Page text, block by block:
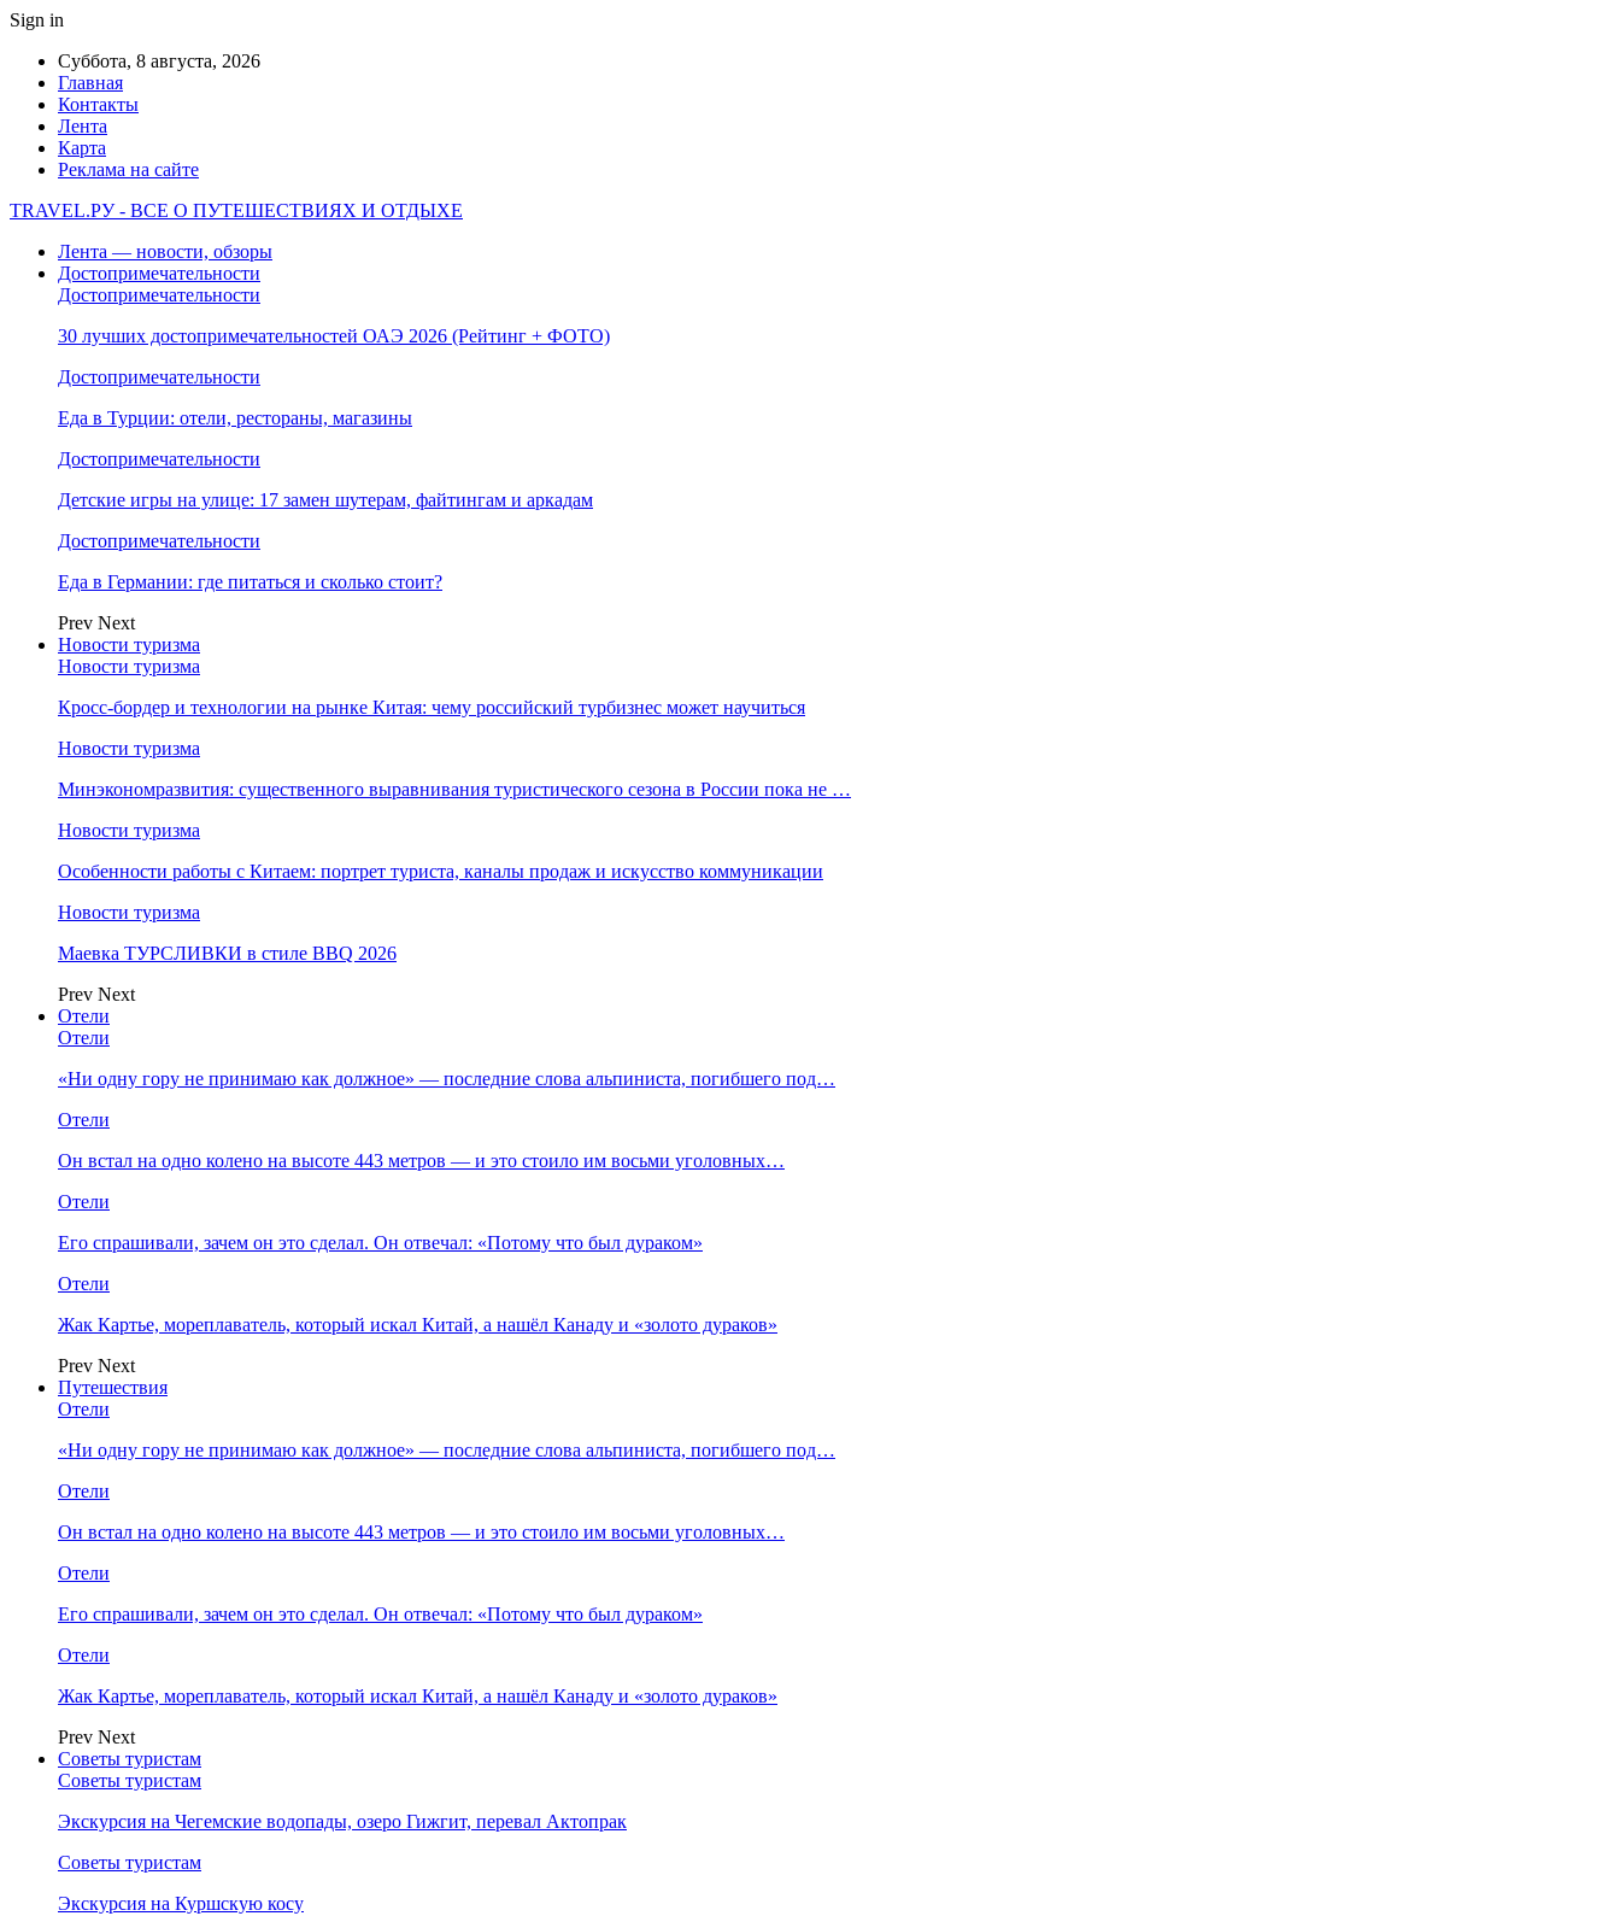
Sign in
Суббота, 8 августа, 2026
Главная
Контакты
Лента
Карта
Реклама на сайте
TRAVEL.РУ - ВСЕ О ПУТЕШЕСТВИЯХ И ОТДЫХЕ
Лента — новости, обзоры
Достопримечательности
Достопримечательности
30 лучших достопримечательностей ОАЭ 2026 (Рейтинг + ФОТО)
Достопримечательности
Еда в Турции: отели, рестораны, магазины
Достопримечательности
Детские игры на улице: 17 замен шутерам, файтингам и аркадам
Достопримечательности
Еда в Германии: где питаться и сколько стоит?
Prev Next
Новости туризма
Новости туризма
Кросс-бордер и технологии на рынке Китая: чему российский турбизнес может научиться
Новости туризма
Минэкономразвития: существенного выравнивания туристического сезона в России пока не …
Новости туризма
Особенности работы с Китаем: портрет туриста, каналы продаж и искусство коммуникации
Новости туризма
Маевка ТУРСЛИВКИ в стиле BBQ 2026
Prev Next
Отели
Отели
«Ни одну гору не принимаю как должное» — последние слова альпиниста, погибшего под…
Отели
Он встал на одно колено на высоте 443 метров — и это стоило им восьми уголовных…
Отели
Его спрашивали, зачем он это сделал. Он отвечал: «Потому что был дураком»
Отели
Жак Картье, мореплаватель, который искал Китай, а нашёл Канаду и «золото дураков»
Prev Next
Путешествия
Отели
«Ни одну гору не принимаю как должное» — последние слова альпиниста, погибшего под…
Отели
Он встал на одно колено на высоте 443 метров — и это стоило им восьми уголовных…
Отели
Его спрашивали, зачем он это сделал. Он отвечал: «Потому что был дураком»
Отели
Жак Картье, мореплаватель, который искал Китай, а нашёл Канаду и «золото дураков»
Prev Next
Советы туристам
Советы туристам
Экскурсия на Чегемские водопады, озеро Гижгит, перевал Актопрак
Советы туристам
Экскурсия на Куршскую косу